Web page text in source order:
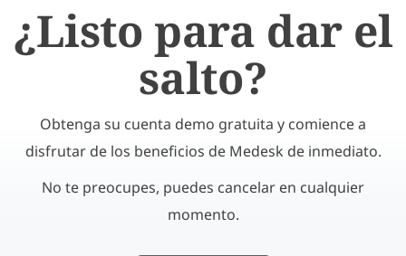
¿Listo para dar el
salto?
Obtenga su cuenta demo gratuita y comience a
disfrutar de los beneficios de Medesk de inmediato.
No te preocupes, puedes cancelar en cualquier
momento.